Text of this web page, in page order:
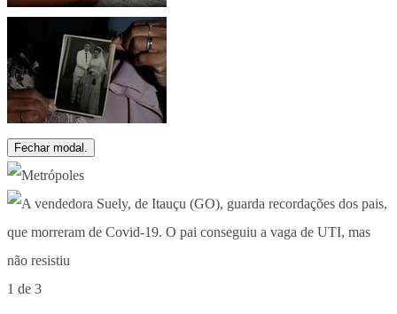
Fechar modal.
1 de 3